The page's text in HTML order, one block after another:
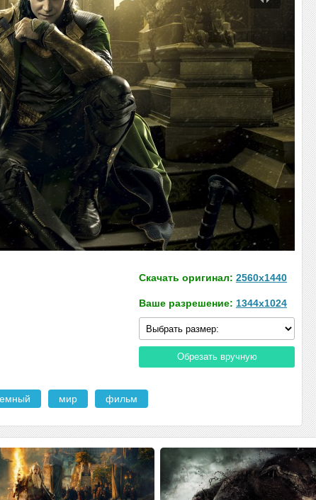
Скачать оригинал: 2560x1440
Ваше разрешение: 1344x1024
Обрезать вручную
мир фильм